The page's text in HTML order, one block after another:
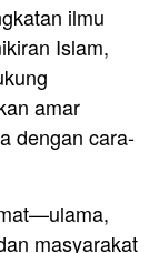
ilmu
Islam,
amar
dengan cara-
masyarakat